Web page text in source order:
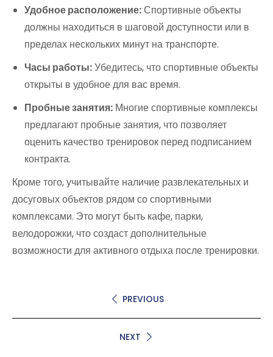
Удобное расположение:Спортивные объекты
должны находиться в шаговой доступности или в
пределах нескольких минут на транспорте.
Часы работы:Убедитесь, что спортивные объекты
открыты в удобное для вас время.
Пробные занятия: Многие спортивные комплексы
предлагают пробные занятия, что позволяет
оценить качество тренировок перед подписанием
контракта.
Кроме того, учитывайте наличие развлекательных и
досуговых объектов рядом со спортивными
комплексами. Это могут быть кафе, парки,
велодорожки, что создаст дополнительные
возможности для активного отдыха после тренировки.
PREVIOUS
NEXT